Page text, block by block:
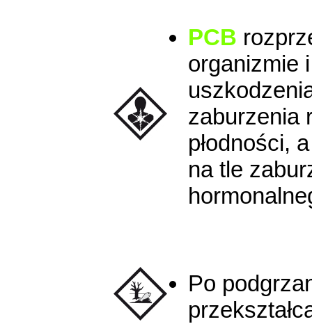
PCB
organizmie
zaburzenia
płodności,
na tle
Po